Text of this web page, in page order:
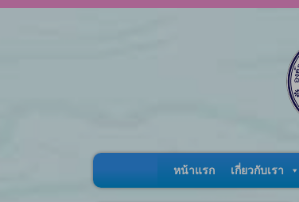
หน้าแรก เกี่ยวกับเรา